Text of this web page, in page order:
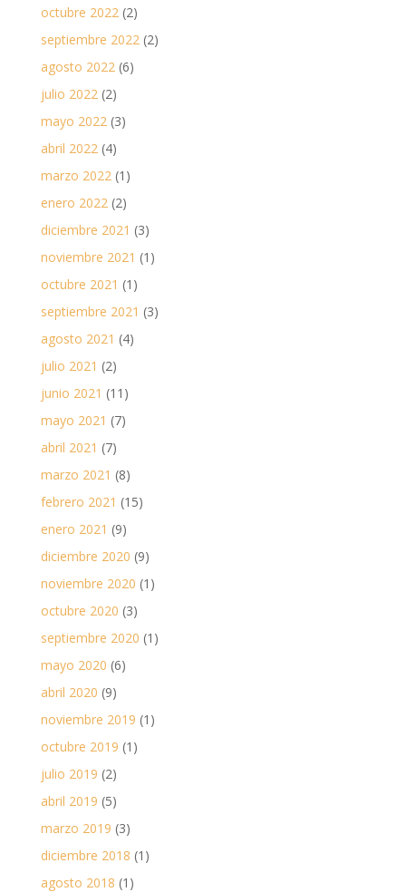
octubre 2022(2)
septiembre 2022(2)
agosto 2022(6)
julio 2022(2)
mayo 2022(3)
abril 2022(4)
marzo 2022(1)
enero 2022(2)
diciembre 2021 (3)
noviembre 2021 (1)
octubre 2021 (1)
septiembre 2021 (3)
agosto 2021 (4)
julio 2021 (2)
junio 2021 (11)
mayo 2021 (7)
abril 2021 (7)
marzo 2021 (8)
febrero 2021 (15)
enero 2021 (9)
diciembre 2020 (9)
noviembre 2020 (1)
octubre 2020 (3)
septiembre 2020 (1)
mayo 2020 (6)
abril 2020 (9)
noviembre 2019 (1)
octubre 2019 (1)
julio 2019 (2)
abril 2019 (5)
marzo 2019 (3)
diciembre 2018 (1)
agosto 2018 (1)